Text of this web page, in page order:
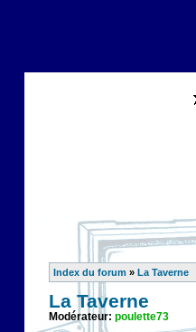
Index du forum » La Taverne
La Taverne
Modérateur: poulette73